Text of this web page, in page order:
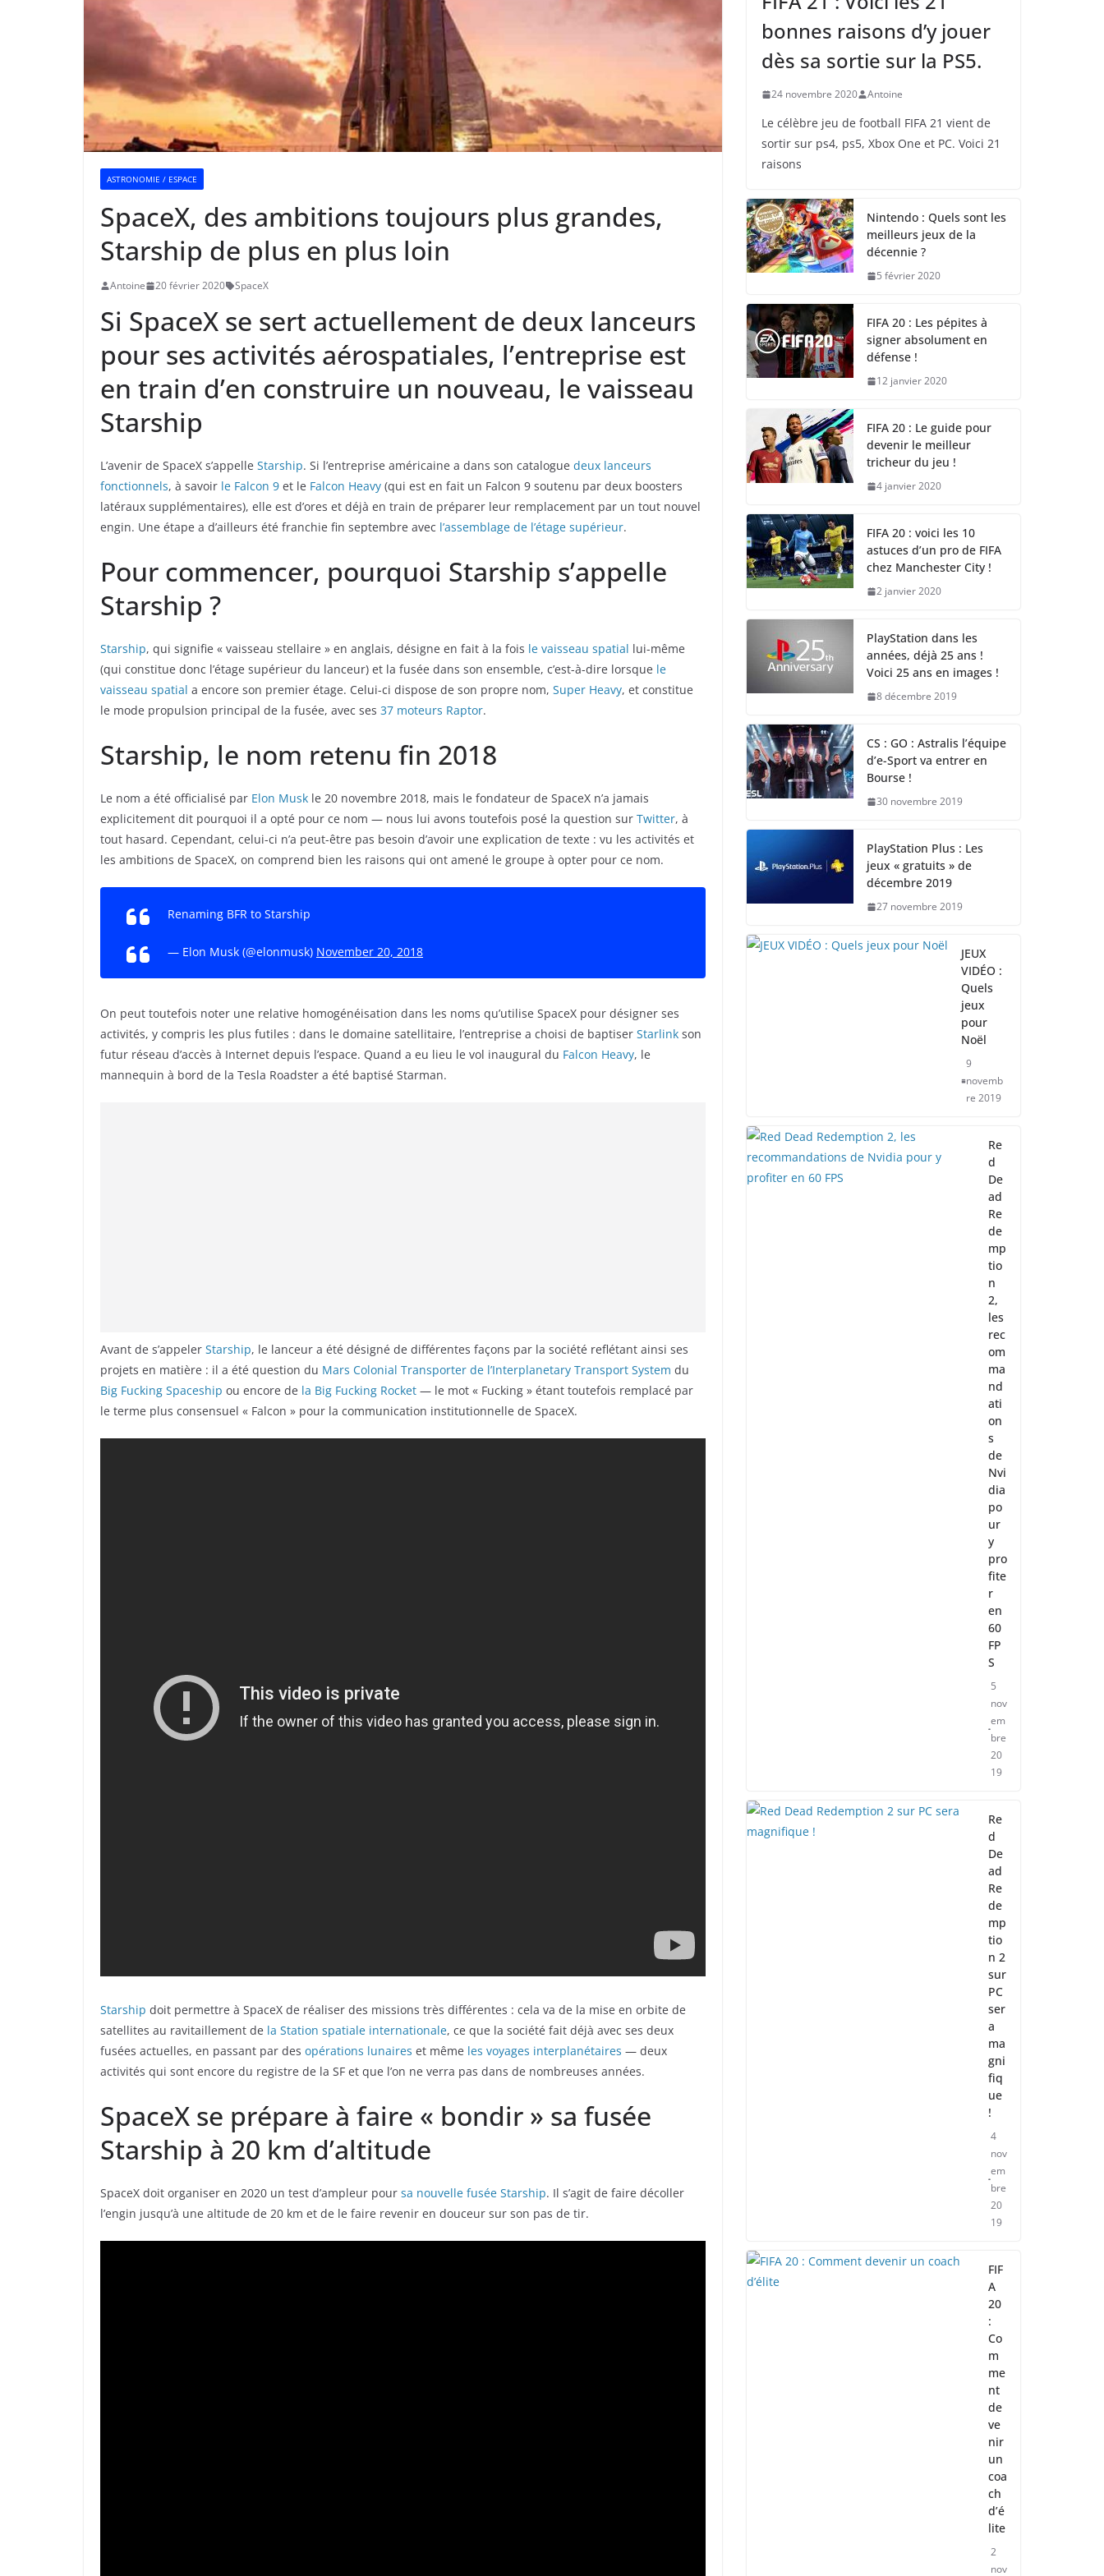
ASTRONOMIE / ESPACE
SpaceX, des ambitions toujours plus grandes,
Starship de plus en plus loin
Antoine 20 février 2020 SpaceX
Si SpaceX se sert actuellement de deux lanceurs
pour ses activités aérospatiales, l’entreprise est
en train d’en construire un nouveau, le vaisseau
Starship
L’avenir de SpaceX s’appelle Starship. Si l’entreprise américaine a dans son catalogue deux lanceurs
fonctionnels, à savoir le Falcon 9 et le Falcon Heavy (qui est en fait un Falcon 9 soutenu par deux boosters
latéraux supplémentaires), elle est d’ores et déjà en train de préparer leur remplacement par un tout nouvel
engin. Une étape a d’ailleurs été franchie fin septembre avec l’assemblage de l’étage supérieur.
Pour commencer, pourquoi Starship s’appelle
Starship ?
Starship, qui signifie « vaisseau stellaire » en anglais, désigne en fait à la fois le vaisseau spatial lui-même
(qui constitue donc l’étage supérieur du lanceur) et la fusée dans son ensemble, c’est-à-dire lorsque le
vaisseau spatial a encore son premier étage. Celui-ci dispose de son propre nom, Super Heavy, et constitue
le mode propulsion principal de la fusée, avec ses 37 moteurs Raptor.
Starship, le nom retenu fin 2018
Le nom a été officialisé par Elon Musk le 20 novembre 2018, mais le fondateur de SpaceX n’a jamais
explicitement dit pourquoi il a opté pour ce nom — nous lui avons toutefois posé la question sur Twitter, à
tout hasard. Cependant, celui-ci n’a peut-être pas besoin d’avoir une explication de texte : vu les activités et
les ambitions de SpaceX, on comprend bien les raisons qui ont amené le groupe à opter pour ce nom.
Renaming BFR to Starship
— Elon Musk (@elonmusk) November 20, 2018
On peut toutefois noter une relative homogénéisation dans les noms qu’utilise SpaceX pour désigner ses
activités, y compris les plus futiles : dans le domaine satellitaire, l’entreprise a choisi de baptiser Starlink son
futur réseau d’accès à Internet depuis l’espace. Quand a eu lieu le vol inaugural du Falcon Heavy, le
mannequin à bord de la Tesla Roadster a été baptisé Starman.
Avant de s’appeler Starship, le lanceur a été désigné de différentes façons par la société reflétant ainsi ses
projets en matière : il a été question du Mars Colonial Transporter de l’Interplanetary Transport System du
Big Fucking Spaceship ou encore de la Big Fucking Rocket — le mot « Fucking » étant toutefois remplacé par
le terme plus consensuel « Falcon » pour la communication institutionnelle de SpaceX.
Starship doit permettre à SpaceX de réaliser des missions très différentes : cela va de la mise en orbite de
satellites au ravitaillement de la Station spatiale internationale, ce que la société fait déjà avec ses deux
fusées actuelles, en passant par des opérations lunaires et même les voyages interplanétaires — deux
activités qui sont encore du registre de la SF et que l’on ne verra pas dans de nombreuses années.
SpaceX se prépare à faire « bondir » sa fusée
Starship à 20 km d’altitude
SpaceX doit organiser en 2020 un test d’ampleur pour sa nouvelle fusée Starship. Il s’agit de faire décoller
l’engin jusqu’à une altitude de 20 km et de le faire revenir en douceur sur son pas de tir.
bonnes raisons d’y jouer
dès sa sortie sur la PS5.
24 novembre 2020 Antoine
Le célèbre jeu de football FIFA 21 vient de
sortir sur ps4, ps5, Xbox One et PC. Voici 21
raisons
Nintendo : Quels sont les
meilleurs jeux de la
décennie ?
5 février 2020
FIFA 20 : Les pépites à
signer absolument en
défense !
12 janvier 2020
FIFA 20 : Le guide pour
devenir le meilleur
tricheur du jeu !
4 janvier 2020
FIFA 20 : voici les 10
astuces d’un pro de FIFA
chez Manchester City !
2 janvier 2020
PlayStation dans les
années, déjà 25 ans !
Voici 25 ans en images !
8 décembre 2019
CS : GO : Astralis l’équipe
d’e-Sport va entrer en
Bourse !
30 novembre 2019
PlayStation Plus : Les
jeux « gratuits » de
décembre 2019
27 novembre 2019
JEUX
VIDÉO :
Quels
jeux
pour
Noël
9
novemb
re 2019
Re
d
De
ad
Re
de
mp
tio
n
2,
les
rec
om
ma
nd
ati
on
s
de
Nvi
dia
po
ur
y
pro
fite
r
en
60
FP
S
5
nov
em
bre
20
19
Re
d
De
ad
Re
de
mp
tio
n 2
sur
PC
ser
a
ma
gni
fiq
ue
!
4
nov
em
bre
20
19
FIF
A
20
:
Co
m
me
nt
de
ve
nir
un
coa
ch
d’é
lite
2
nov